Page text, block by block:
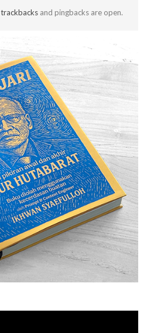
trackbacksand pingbacks are open.